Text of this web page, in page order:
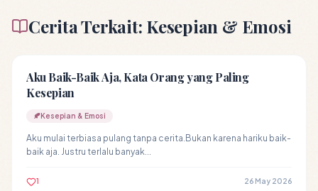
Cerita Terkait: Kesepian & Emosi
Aku Baik-Baik Aja, Kata Orang yang Paling
Kesepian
🍂Kesepian & Emosi
Aku mulai terbiasa pulang tanpa cerita.Bukan karena hariku baik-
baik aja. Justru terlalu banyak...
1 26 May 2026